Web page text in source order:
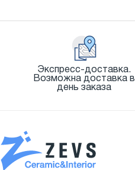
Экспресс-доставка.
Возможна доставка в
день заказа